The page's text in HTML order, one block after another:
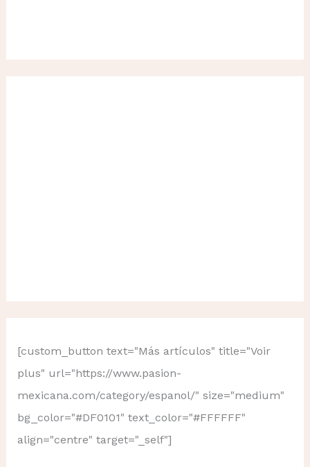
[custom_button text="Más artículos" title="Voir
plus" url="https://www.pasion-
mexicana.com/category/espanol/" size="medium"
bg_color="#DF0101" text_color="#FFFFFF"
align="centre" target="_self"]